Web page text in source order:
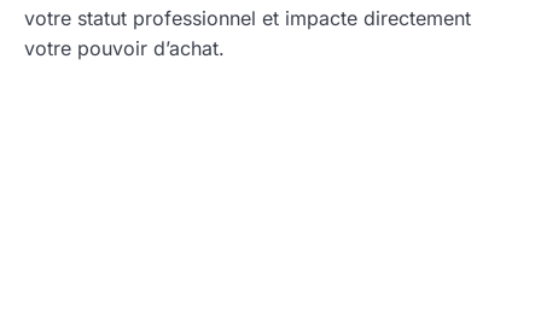
votre statut professionnel et impacte directement
votre pouvoir d’achat.